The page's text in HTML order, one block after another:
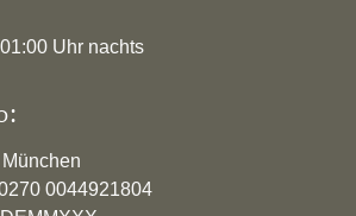
Uhr nachts
0044921804